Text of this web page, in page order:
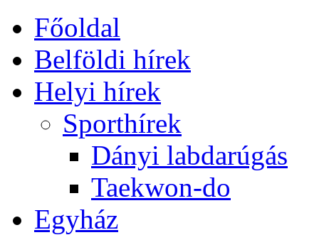
Főoldal
Belföldi hírek
Helyi hírek
Sporthírek
Dányi labdarúgás
Taekwon-do
Egyház